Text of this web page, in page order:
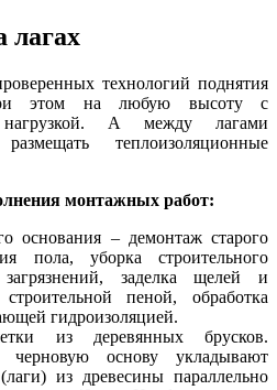
лагах
технологий поднятия
этом на любую высоту с
А между лагами
теплоизоляционные
монтажных работ:
основания – демонтаж старого
пола, уборка строительного
заделка щелей и
пеной, обработка
гидроизоляцией.
из деревянных брусков.
черновую основу укладывают
из древесины параллельно